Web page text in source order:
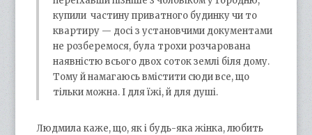
купили частину приватного будинку чи то
квартиру — досі з установчими документами
не розберемося, була трохи розчарована
наявністю всього двох соток землі біля дому.
Тому й намагаюсь вмістити сюди все, що
тільки можна. І для їжі, й для душі.
Людмила каже, що, як і будь-яка жінка, любить